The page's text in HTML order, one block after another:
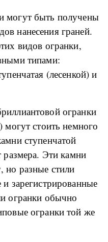
могут быть получены
нанесения граней.
видов огранки,
типами:
(лесенкой) и
огранки
могут стоить немного
ступенчатой
размера. Эти камни
разные стили
зарегистрированные
огранки обычно
огранки той же